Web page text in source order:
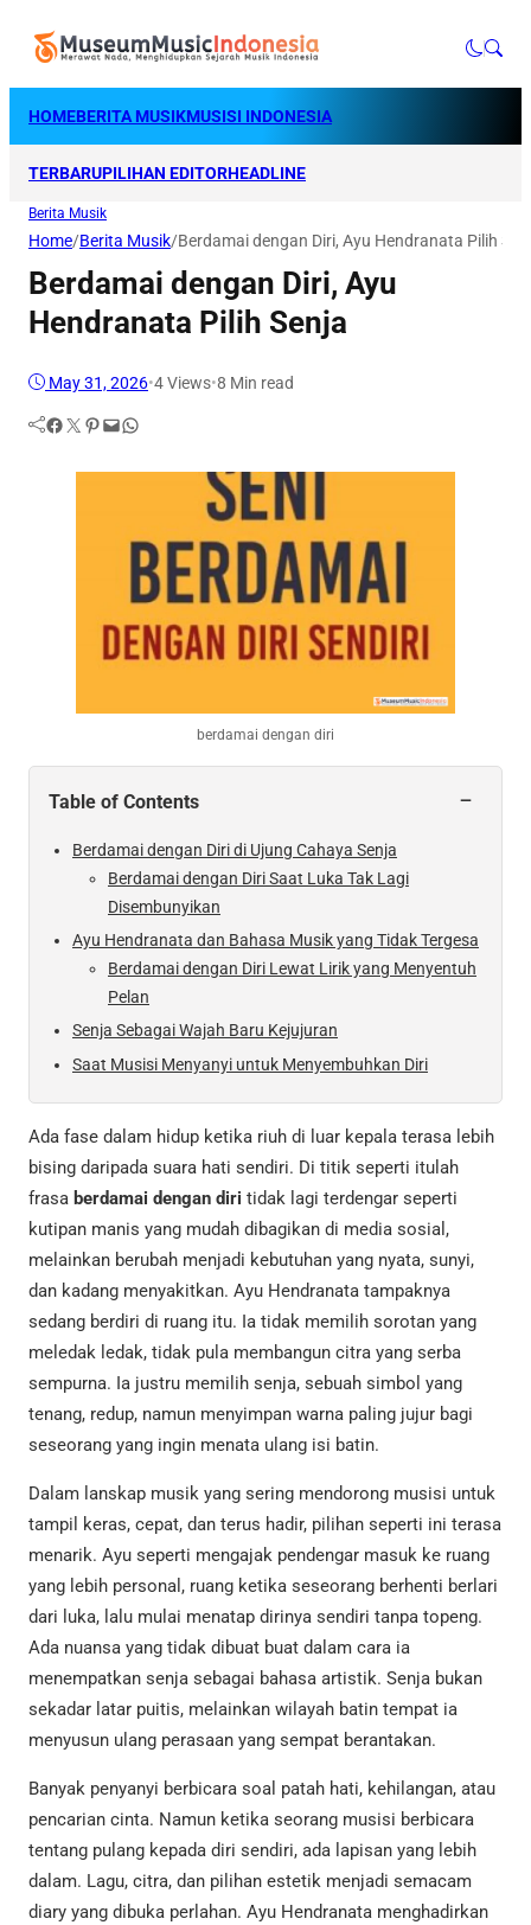
HOMEBERITA MUSIKMUSISI INDONESIA
TERBARUPILIHAN EDITORHEADLINE
Berita Musik
Home/Berita Musik/Berdamai dengan Diri, Ayu Hendranata Pilih
Berdamai dengan Diri, Ayu
Hendranata Pilih Senja
May 31, 2026•4Views•8 Min read
Facebook Twitter Pinterest Mail WhatsApp
berdamai dengan diri
Table of Contents −
Berdamai dengan Diri di Ujung Cahaya Senja
Berdamai dengan Diri Saat Luka Tak Lagi
Disembunyikan
Ayu Hendranata dan Bahasa Musik yang Tidak Tergesa
Berdamai dengan Diri Lewat Lirik yang Menyentuh
Pelan
Senja Sebagai Wajah Baru Kejujuran
Saat Musisi Menyanyi untuk Menyembuhkan Diri
Ada fase dalam hidup ketika riuh di luar kepala terasa lebih
bising daripada suara hati sendiri. Di titik seperti itulah
frasa berdamai dengan diri tidak lagi terdengar seperti
kutipan manis yang mudah dibagikan di media sosial,
melainkan berubah menjadi kebutuhan yang nyata, sunyi,
dan kadang menyakitkan. Ayu Hendranata tampaknya
sedang berdiri di ruang itu. Ia tidak memilih sorotan yang
meledak ledak, tidak pula membangun citra yang serba
sempurna. Ia justru memilih senja, sebuah simbol yang
tenang, redup, namun menyimpan warna paling jujur bagi
seseorang yang ingin menata ulang isi batin.
Dalam lanskap musik yang sering mendorong musisi untuk
tampil keras, cepat, dan terus hadir, pilihan seperti ini terasa
menarik. Ayu seperti mengajak pendengar masuk ke ruang
yang lebih personal, ruang ketika seseorang berhenti berlari
dari luka, lalu mulai menatap dirinya sendiri tanpa topeng.
Ada nuansa yang tidak dibuat buat dalam cara ia
menempatkan senja sebagai bahasa artistik. Senja bukan
sekadar latar puitis, melainkan wilayah batin tempat ia
menyusun ulang perasaan yang sempat berantakan.
Banyak penyanyi berbicara soal patah hati, kehilangan, atau
pencarian cinta. Namun ketika seorang musisi berbicara
tentang pulang kepada diri sendiri, ada lapisan yang lebih
dalam. Lagu, citra, dan pilihan estetik menjadi semacam
diary yang dibuka perlahan. Ayu Hendranata menghadirkan